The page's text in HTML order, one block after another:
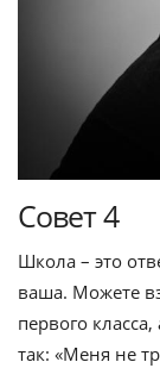
Совет 4
Школа – это
ваша. Можете
первого
так: «Меня не